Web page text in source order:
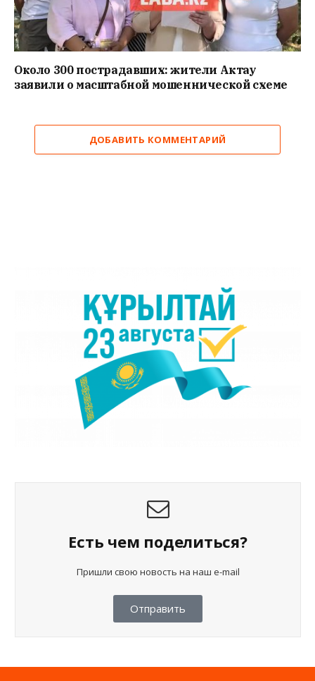
Около 300 пострадавших: жители Актау
заявили о масштабной мошеннической схеме
ДОБАВИТЬ КОММЕНТАРИЙ
Есть чем поделиться?
Пришли свою новость на наш e-mail
Отправить